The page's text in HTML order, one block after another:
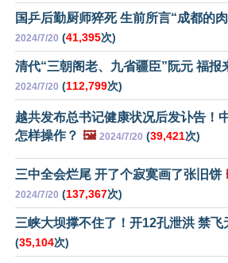
国乒后勤厨师猝死 生前所言“成都的
2024/7/20 (41,395次)
清代“三朝阁老、九省疆臣”阮元 福报
2024/7/20 (112,799次)
越共发布总书记健康状况后发讣告！
怎样操作？ 🖼️ 2024/7/20 (39,421次)
三中全会烂尾 开了个寂寞画了张旧饼
2024/7/20 (137,367次)
三峡大坝撑不住了！开12孔泄洪 禁飞
(35,104次)